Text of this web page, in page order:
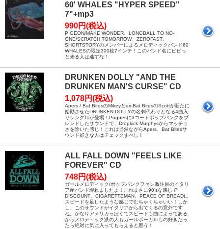
60' WHALES "HYPER SPEED"
7"+mp3
990円(税込)
PIGEON/MAKE WONDER、LONGBALL TO NO-
ONE/SCRATCH TOMORROW、ZEROFAST、
SHORTSTORYのメンバーによるメロディックバンド60'
WHALESの限定300枚7インチ！このバンド名にビビっ
と来る人は逃すな！
DRUNKEN DOLLY "AND THE
DRUNKEN MAN'S CURSE" CD
1,078円(税込)
Apers / Bat BitesのMikeyとex-Bat BitesのScottが新たに
始動させたDRUNKEN DOLLYの名刺代わりとなる4曲入
りシングルが登場！Poguesに3コードポップパンクをブ
レンドしたサウンドで、Dropkick Murphysからマッチョ
さを除いた感じ！これは当然ながらApers、Bat Bitesサ
ウンド好きな人はチェックすべし！
ALL FALL DOWN "FEELS LIKE
FOREVER" CD
748円(税込)
ガールメロディック/ポップパンクファン激注目のイタリ
ア産バンド現れましたよ！これまさに90'sな感じで
DISCOUNT、CIGARETTEMAN、PEACE OF BREADに
スピードを足したような感じでむちゃくちゃいい！しか
し、このサウンドがイタリアから出てくるの意外です
ね。かなりアメリカっぽくてスピードも曲によってある
からメロディック派の人もガールボーカルもの好きだっ
たら絶対に気に入ってもらえると思う！